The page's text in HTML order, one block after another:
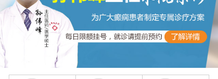
党建工作
专家团队
视频中心